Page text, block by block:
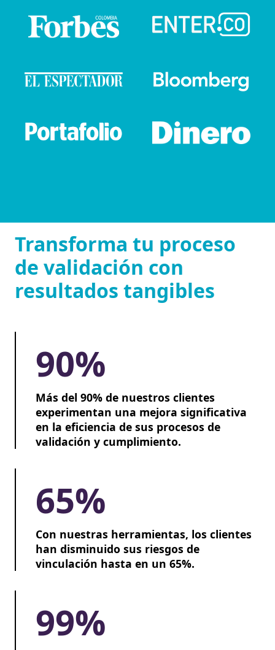
Transforma tu proceso
de validación con
resultados tangibles
90%
Más del 90% de nuestros clientes
experimentan una mejora significativa
en la eficiencia de sus procesos de
validación y cumplimiento.
65%
Con nuestras herramientas, los clientes
han disminuido sus riesgos de
vinculación hasta en un 65%.
99%